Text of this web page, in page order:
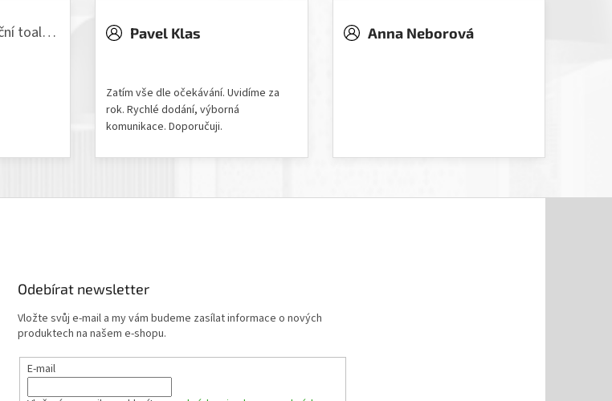
VILLA 9010-12 Separační toaleta, 230/12V Pavel Klas
Zatím vše dle očekávání. Uvidíme za
rok. Rychlé dodání, výborná
komunikace. Doporučuji.
Anna Neborová
Odebírat newsletter
Vložte svůj e-mail a my vám budeme zasílat informace o nových
produktech na našem e-shopu.
E-mail